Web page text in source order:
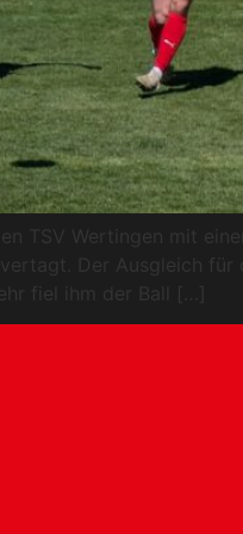
TSV Wertingen mit
Der Ausgleich für
fiel ihm der Ball […]